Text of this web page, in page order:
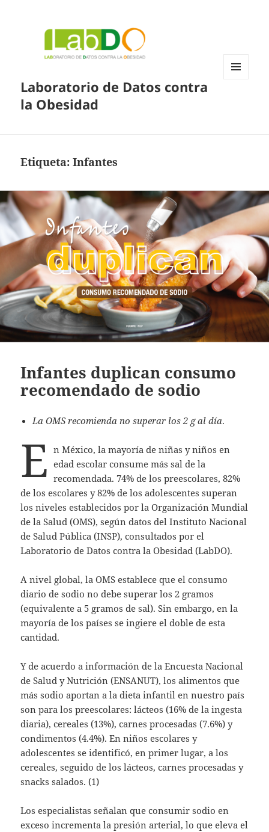
Laboratorio de Datos contra
la Obesidad
Etiqueta:Infantes
Infantes duplican consumo
recomendado de sodio
La OMS recomienda no superar los 2 g al día.
E n México, la mayoría de niñas y niños en
edad escolar consume más sal de la
recomendada. 74% de los preescolares, 82%
de los escolares y 82% de los adolescentes superan
los niveles establecidos por la Organización Mundial
de la Salud (OMS), según datos del Instituto Nacional
de Salud Pública (INSP), consultados por el
Laboratorio de Datos contra la Obesidad (LabDO).
A nivel global, la OMS establece que el consumo
diario de sodio no debe superar los 2 gramos
(equivalente a 5 gramos de sal). Sin embargo, en la
mayoría de los países se ingiere el doble de esta
cantidad.
Y de acuerdo a información de la Encuesta Nacional
de Salud y Nutrición (ENSANUT), los alimentos que
más sodio aportan a la dieta infantil en nuestro país
son para los preescolares: lácteos (16% de la ingesta
diaria), cereales (13%), carnes procesadas (7.6%) y
condimentos (4.4%). En niños escolares y
adolescentes se identificó, en primer lugar, a los
cereales, seguido de los lácteos, carnes procesadas y
snacks salados. (1)
Los especialistas señalan que consumir sodio en
exceso incrementa la presión arterial, lo que eleva el